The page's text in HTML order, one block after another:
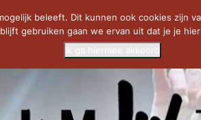
PRIDE OF LIONS – U... SAVATAGE KOMT
beleeft. Dit kunnen ook cookies zijn
gebruiken gaan we ervan uit dat je je
Ik ga hiermee akkoord